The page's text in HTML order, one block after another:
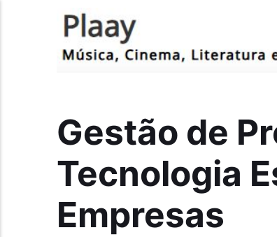
Gestão de
Tecnologia
Empresas